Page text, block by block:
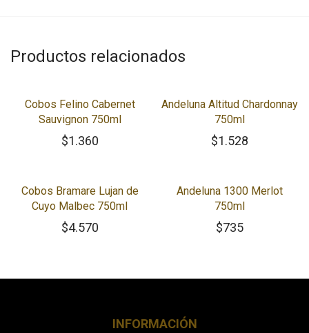
Productos relacionados
Cobos Felino Cabernet
Sauvignon 750ml
$1.360
Andeluna Altitud Chardonnay
750ml
$1.528
Cobos Bramare Lujan de
Cuyo Malbec 750ml
$4.570
Andeluna 1300 Merlot
750ml
$735
INFORMACIÓN